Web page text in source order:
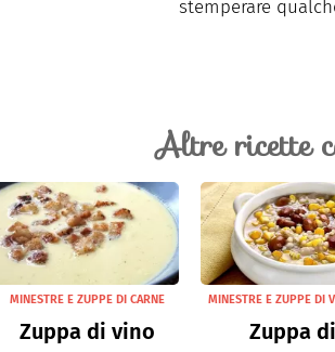
stemperare
Altre ricette
MINESTRE E ZUPPE DI CARNE
Zuppa di vino
MINESTRE E ZUPPE DI
Zuppa di